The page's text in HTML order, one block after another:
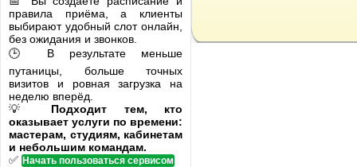
правила приёма, а клиенты
выбирают удобный слот онлайн,
без ожидания и звонков.
🕒 В результате меньше
путаницы, больше точных
визитов и ровная загрузка на
неделю вперёд.
💡 Подходит тем, кто
оказывает услуги по времени:
мастерам, студиям, кабинетам
и небольшим командам.
✅ Начать пользоваться сервисом